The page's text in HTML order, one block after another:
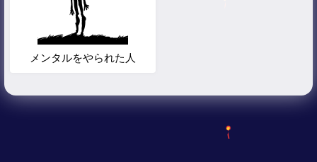
メンタルをやられた人